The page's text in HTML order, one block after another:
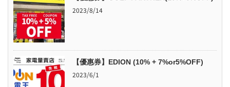
2023/8/14
【優惠券】EDION (10% + 7%or5%OFF)
2023/6/1